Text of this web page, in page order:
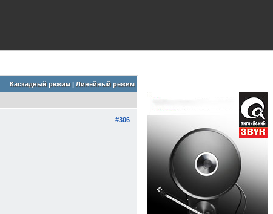
Каскадный режим| Линейный режим
#306